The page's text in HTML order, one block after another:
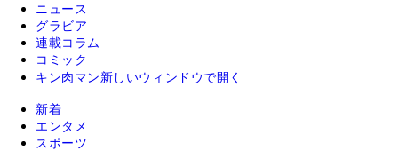
ニュース
グラビア
連載コラム
コミック
キン肉マン 新しいウィンドウで開く
新着
エンタメ
スポーツ